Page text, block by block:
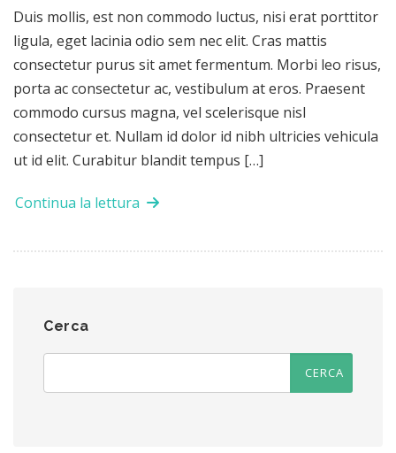
Duis mollis, est non commodo luctus, nisi erat porttitor
ligula, eget lacinia odio sem nec elit. Cras mattis
consectetur purus sit amet fermentum. Morbi leo risus,
porta ac consectetur ac, vestibulum at eros. Praesent
commodo cursus magna, vel scelerisque nisl
consectetur et. Nullam id dolor id nibh ultricies vehicula
ut id elit. Curabitur blandit tempus […]
Continua la lettura
Cerca